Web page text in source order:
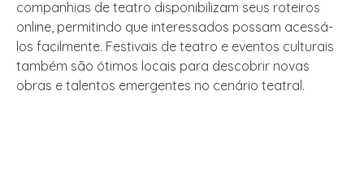
companhias de teatro disponibilizam seus roteiros
online, permitindo que interessados possam acessá-
los facilmente. Festivais de teatro e eventos culturais
também são ótimos locais para descobrir novas
obras e talentos emergentes no cenário teatral.